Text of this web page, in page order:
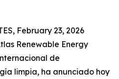
February 23, 2026
Renewable Energy
de
limpia, ha anunciado hoy